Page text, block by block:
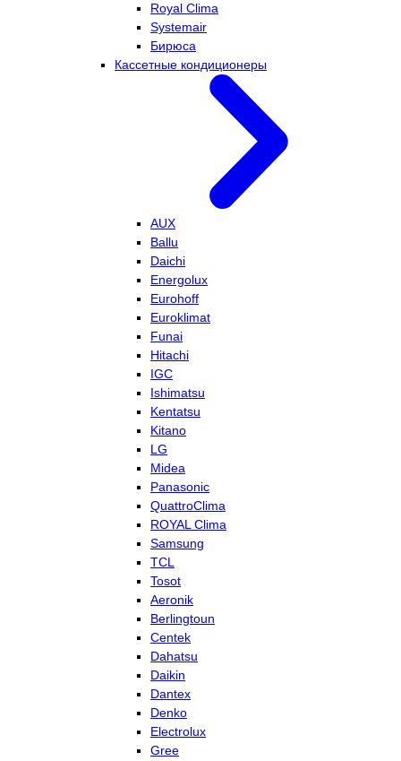
Royal Clima
Systemair
Бирюса
Кассетные кондиционеры
AUX
Ballu
Daichi
Energolux
Eurohoff
Euroklimat
Funai
Hitachi
IGC
Ishimatsu
Kentatsu
Kitano
LG
Midea
Panasonic
QuattroClima
ROYAL Clima
Samsung
TCL
Tosot
Aeronik
Berlingtoun
Centek
Dahatsu
Daikin
Dantex
Denko
Electrolux
Gree